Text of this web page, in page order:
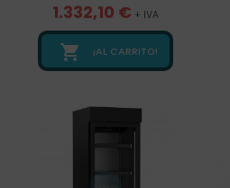
1.332,10 € + IVA
 ¡AL CARRITO!